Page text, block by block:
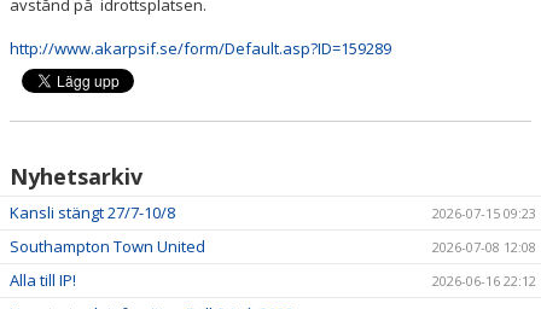
avstånd på idrottsplatsen.
http://www.akarpsif.se/form/Default.asp?ID=159289
Nyhetsarkiv
Kansli stängt 27/7-10/8 2026-07-15 09:23
Southampton Town United 2026-07-08 12:08
Alla till IP! 2026-06-16 22:12